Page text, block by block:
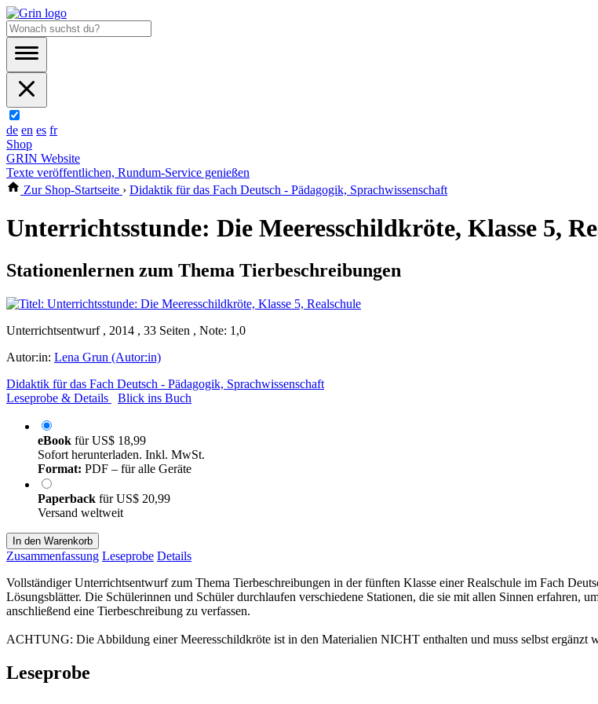
de en es fr
Shop
GRIN Website
Texte veröffentlichen, Rundum-Service genießen
Zur Shop-Startseite › Didaktik für das Fach Deutsch - Pädagogik, Sprachwissenschaft
Unterrichtsstunde: Die Meeresschildkröte, Klasse 5,
Stationenlernen zum Thema Tierbeschreibungen
Unterrichtsentwurf , 2014 , 33 Seiten , Note: 1,0
Autor:in: Lena Grun (Autor:in)
Didaktik für das Fach Deutsch - Pädagogik, Sprachwissenschaft
Leseprobe & Details
Blick ins Buch
eBook fürUS$ 18,99
Sofort herunterladen. Inkl. MwSt.
Format: PDF – für alle Geräte
Paperback fürUS$ 20,99
Versand weltweit
In den Warenkorb
Zusammenfassung Leseprobe Details
Vollständiger Unterrichtsentwurf zum Thema Tierbeschreibungen in der fünften Klasse einer Realschule im Fach
Lösungsblätter. Die Schülerinnen und Schüler durchlaufen verschiedene Stationen, die sie mit allen Sinnen erfahren,
anschließend eine Tierbeschreibung zu verfassen.
ACHTUNG: Die Abbildung einer Meeresschildkröte ist in den Materialien NICHT enthalten und muss selbst ergänzt
Leseprobe